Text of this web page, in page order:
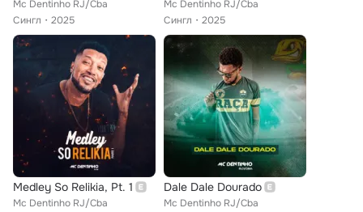
Mc Dentinho RJ/Cba
Сингл
2025
Mc Dentinho RJ/Cba
Сингл
2025
Medley So Relikia, Pt. 1
Mc Dentinho RJ/Cba
Dale Dale Dourado
Mc Dentinho RJ/Cba